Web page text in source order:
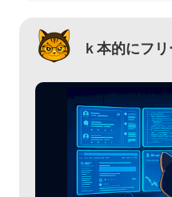
ｋ本的にフ